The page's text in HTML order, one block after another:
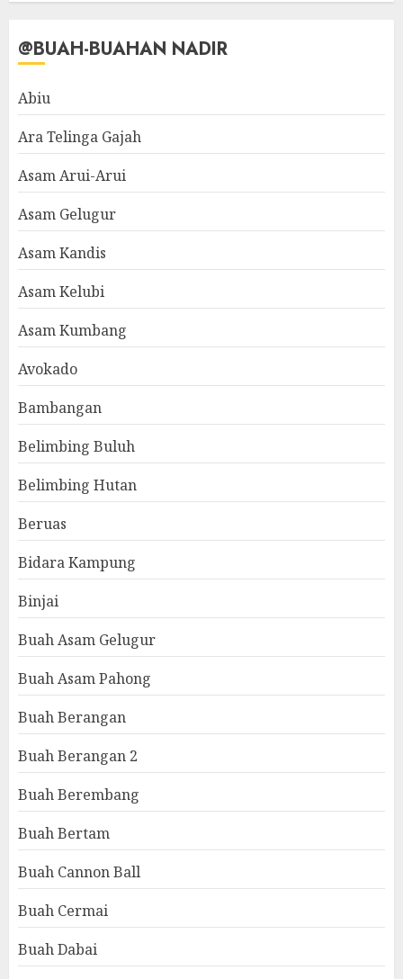
@BUAH-BUAHAN NADIR
Abiu
Ara Telinga Gajah
Asam Arui-Arui
Asam Gelugur
Asam Kandis
Asam Kelubi
Asam Kumbang
Avokado
Bambangan
Belimbing Buluh
Belimbing Hutan
Beruas
Bidara Kampung
Binjai
Buah Asam Gelugur
Buah Asam Pahong
Buah Berangan
Buah Berangan 2
Buah Berembang
Buah Bertam
Buah Cannon Ball
Buah Cermai
Buah Dabai